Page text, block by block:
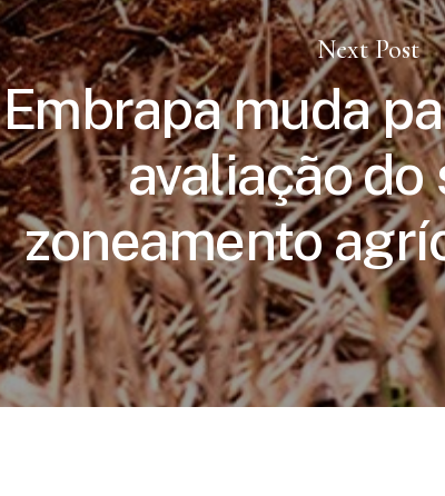
Next Post
Embrapa muda
avaliação do
zoneamento